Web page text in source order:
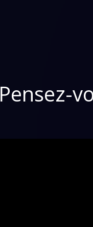
Pensez-